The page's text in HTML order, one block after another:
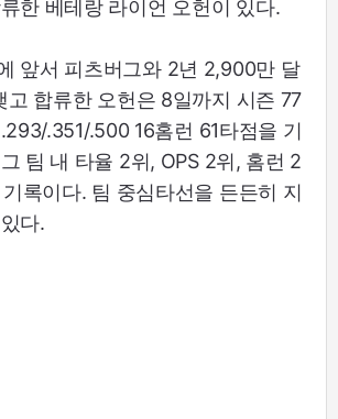
한 베테랑 라이언 오헌이 있다.
앞서 피츠버그와 2년 2,900만 달
고 합류한 오헌은 8일까지 시즌 77
.351/.500 16홈런 61타점을 기
팀 내 타율 2위, OPS 2위, 홈런 2
록이다. 팀 중심타선을 든든히 지
다.